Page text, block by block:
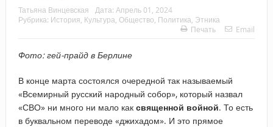
Татьяна Винцевская Дата: Апрель 01, 2024
Рубрика: История Культура Общество Политика Этника
Печать
Email
Фото: гей-прайд в Берлине
В конце марта состоялся очередной так называемый
«Всемирный русский народный собор», который назвал
«СВО» ни много ни мало как священной войной. То есть
в буквальном переводе «джихадом». И это прямое